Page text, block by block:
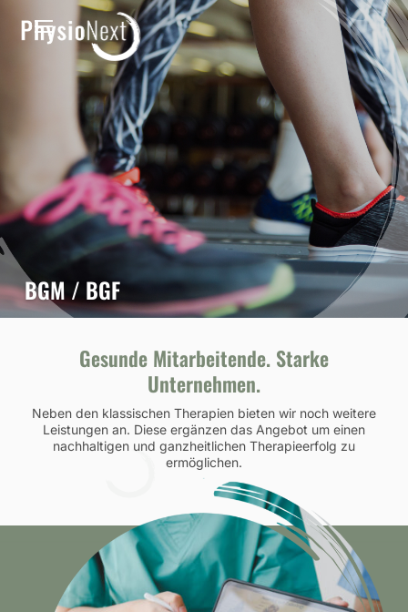
BGM / BGF
Gesunde Mitarbeitende. Starke
Unternehmen.
Neben den klassischen Therapien bieten wir noch weitere
Leistungen an. Diese ergänzen das Angebot um einen
nachhaltigen und ganzheitlichen Therapieerfolg zu
ermöglichen.